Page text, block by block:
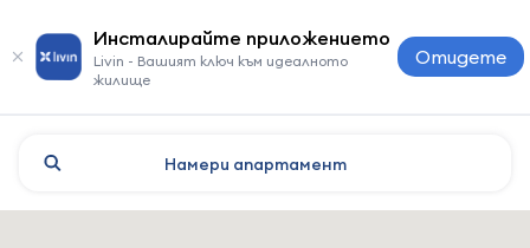
Инсталирайте приложението
Livin - Вашият ключ към идеалното
жилище
Отидете
Намери апартамент
Киев: хотели и